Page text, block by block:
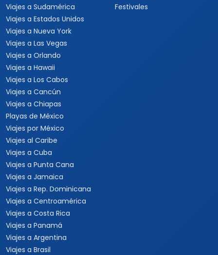
Viajes a Sudamérica
Viajes a Estados Unidos
Viajes a Nueva York
Viajes a Las Vegas
Viajes a Orlando
Viajes a Hawaii
Viajes a Los Cabos
Viajes a Cancún
Viajes a Chiapas
Playas de México
Viajes por México
Viajes al Caribe
Viajes a Cuba
Viajes a Punta Cana
Viajes a Jamaica
Viajes a Rep. Dominicana
Viajes a Centroamérica
Viajes a Costa Rica
Viajes a Panamá
Viajes a Argentina
Viajes a Brasil
Festivales